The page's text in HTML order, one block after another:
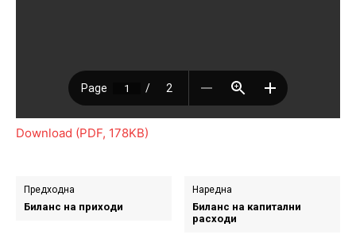
Download (PDF, 178KB)
Предходна
Биланс на приходи
Наредна
Биланс на капитални
расходи